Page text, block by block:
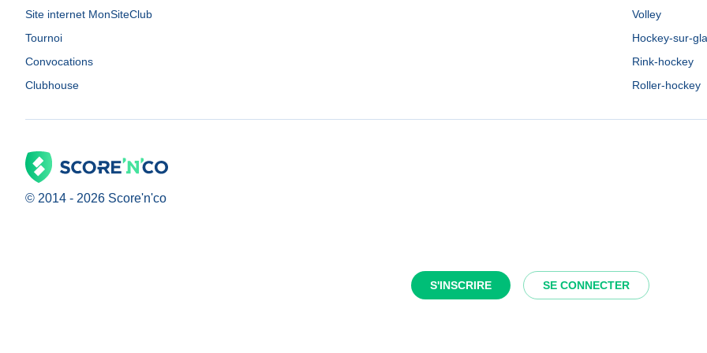
S'INSCRIRE SE CONNECTER
Site internet MonSiteClub
Tournoi
Convocations
Clubhouse
Volley
Hockey-sur-
Rink-hockey
Roller-hockey
© 2014 - 2026 Score'n'co